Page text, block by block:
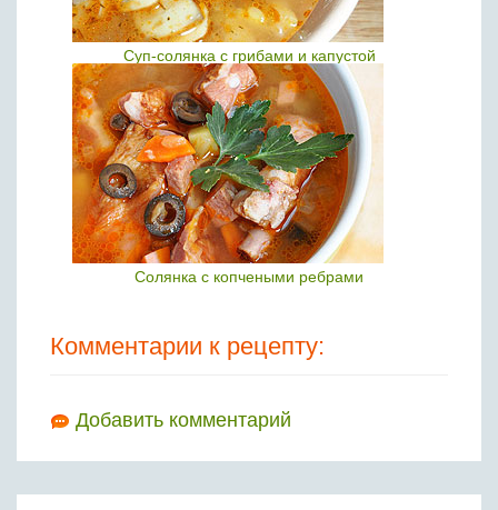
Суп-солянка с грибами и капустой
Солянка с копчеными ребрами
Комментарии к рецепту:
Добавить комментарий